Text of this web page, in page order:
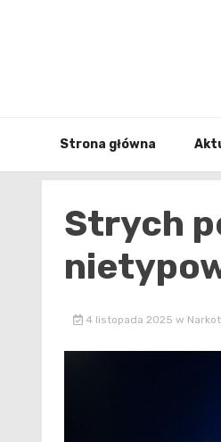
Strona główna
Strych
4 listopada 2025 w